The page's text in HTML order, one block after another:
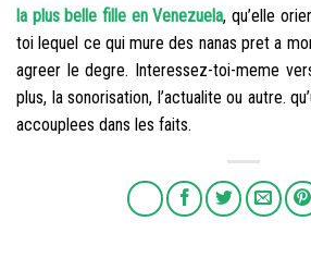
la plus belle fille en Venezuela, qu’elle
toi lequel ce qui mure des nanas pret a
agreer le degre. Interessez-toi-meme
plus, la sonorisation, l’actualite ou autre.
accouplees dans les faits.